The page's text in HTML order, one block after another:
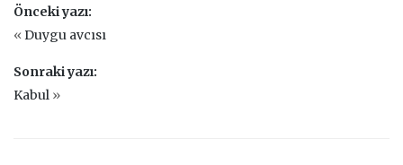
Önceki yazı:
«Duygu avcısı
Sonraki yazı:
Kabul »